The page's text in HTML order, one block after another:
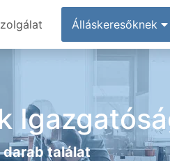
Álláskeresőknek
darab találat